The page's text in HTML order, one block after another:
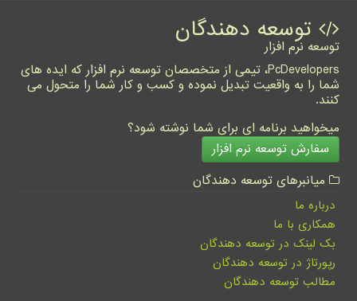
توسعه دهندگان
توسعه نرم افزار
PcDevelopers، تیمی از متخصصان توسعه نرم افزار که ایده های
شما را به واقعیت تبدیل نموده و کسب و کار شما را متحول می
کنند.
میخواهید برنامه ای برای شما نوشته شود؟
سفارش توسعه نرم افزار
میانبرهای توسعه دهندگان
درباره ما
همکاری با ما
بک لینک در توسعه دهندگان
رپورتاژ در توسعه دهندگان
مطالب توسعه دهندگان